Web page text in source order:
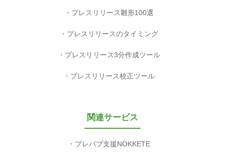
プレスリリース雛形100選
プレスリリースのタイミング
プレスリリース3分作成ツール
プレスリリース校正ツール
関連サービス
プレパブ支援NOKKETE